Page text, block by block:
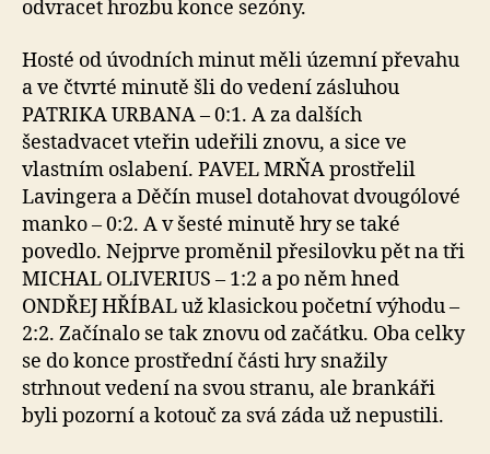
odvracet hrozbu konce sezóny.
Hosté od úvodních minut měli územní převahu
a ve čtvrté minutě šli do vedení zásluhou
PATRIKA URBANA – 0:1. A za dalších
šestadvacet vteřin udeřili znovu, a sice ve
vlastním oslabení. PAVEL MRŇA prostřelil
Lavingera a Děčín musel dotahovat dvougólové
manko – 0:2. A v šesté minutě hry se také
povedlo. Nejprve proměnil přesilovku pět na tři
MICHAL OLIVERIUS – 1:2 a po něm hned
ONDŘEJ HŘÍBAL už klasickou početní výhodu –
2:2. Začínalo se tak znovu od začátku. Oba celky
se do konce prostřední části hry snažily
strhnout vedení na svou stranu, ale brankáři
byli pozorní a kotouč za svá záda už nepustili.